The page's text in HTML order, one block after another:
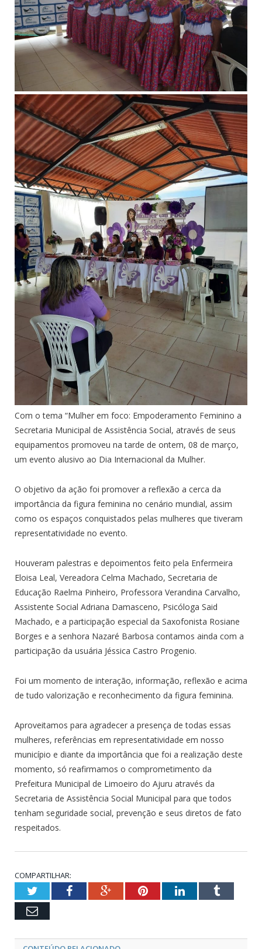
Com o tema “Mulher em foco: Empoderamento Feminino a
Secretaria Municipal de Assistência Social, através de seus
equipamentos promoveu na tarde de ontem, 08 de março,
um evento alusivo ao Dia Internacional da Mulher.
O objetivo da ação foi promover a reflexão a cerca da
importância da figura feminina no cenário mundial, assim
como os espaços conquistados pelas mulheres que tiveram
representatividade no evento.
Houveram palestras e depoimentos feito pela Enfermeira
Eloisa Leal, Vereadora Celma Machado, Secretaria de
Educação Raelma Pinheiro, Professora Verandina Carvalho,
Assistente Social Adriana Damasceno, Psicóloga Said
Machado, e a participação especial da Saxofonista Rosiane
Borges e a senhora Nazaré Barbosa contamos ainda com a
participação da usuária Jéssica Castro Progenio.
Foi um momento de interação, informação, reflexão e acima
de tudo valorização e reconhecimento da figura feminina.
Aproveitamos para agradecer a presença de todas essas
mulheres, referências em representatividade em nosso
município e diante da importância que foi a realização deste
momento, só reafirmamos o comprometimento da
Prefeitura Municipal de Limoeiro do Ajuru através da
Secretaria de Assistência Social Municipal para que todos
tenham seguridade social, prevenção e seus diretos de fato
respeitados.
COMPARTILHAR:
TwitterFacebookGoogle+PinterestLinkedInTumblr
Email